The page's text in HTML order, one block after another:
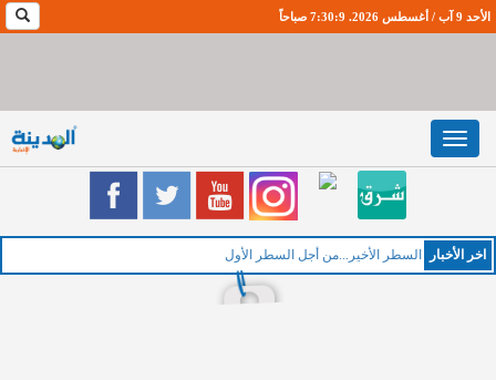
الأحد 9 آب / أغسطس 2026. 7:30:10 صباحاً
Toggle
navigation
اخر اﻷخبار ال